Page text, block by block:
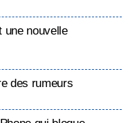
une nouvelle
des rumeurs